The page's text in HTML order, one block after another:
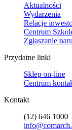
Aktualności
Wydarzenia
Relacje
Centrum
Zgłaszanie
Przydatne linki
Sklep on-line
Centrum
Kontakt
(12) 646 1000